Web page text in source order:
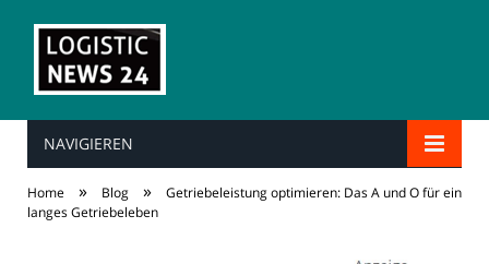
NAVIGIEREN
Home » Blog »
Getriebeleistung optimieren: Das A und O für ein
langes Getriebeleben